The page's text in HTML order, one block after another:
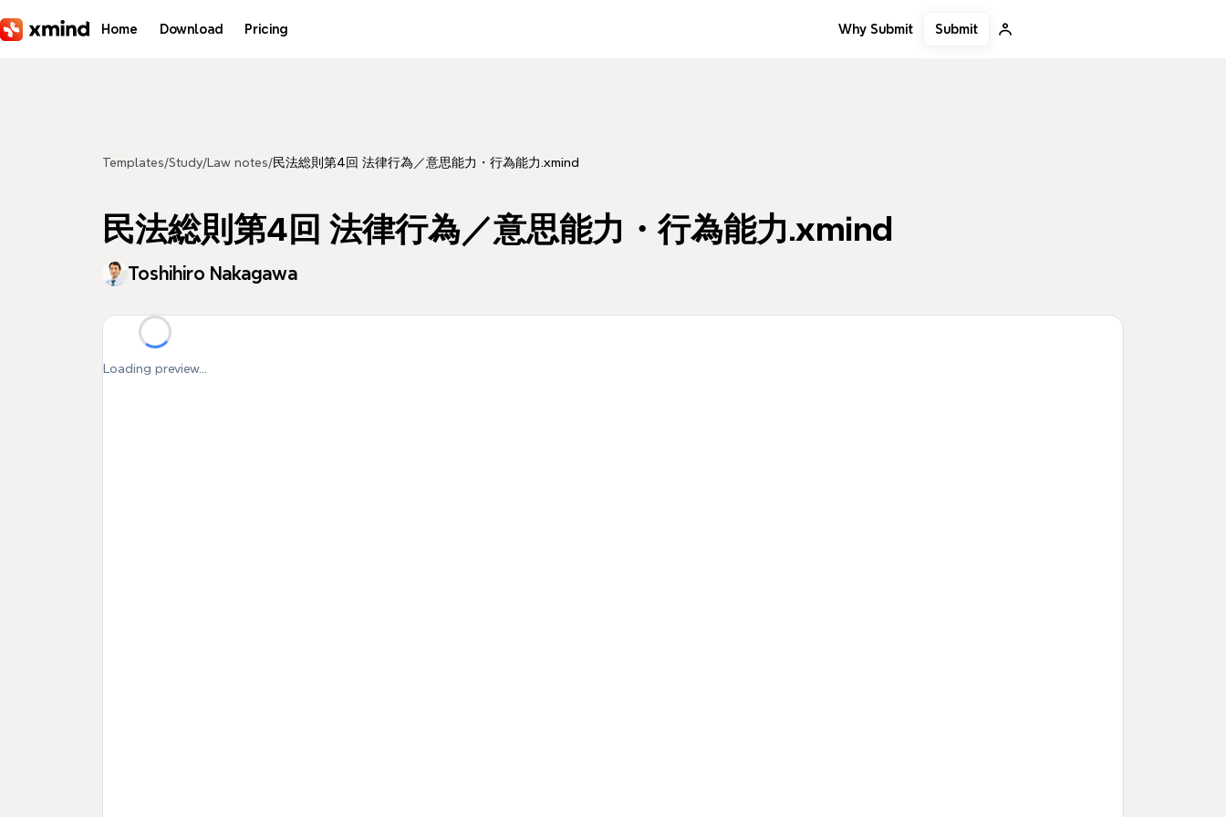
Home Download Pricing Why Submit Submit
Templates/Study/ Law notes/民法総則第4回 法律行為／意思能力・行為能力.xmind
民法総則第4回 法律行為／意思能力・行為能力.xmind
Toshihiro Nakagawa
Loading preview...